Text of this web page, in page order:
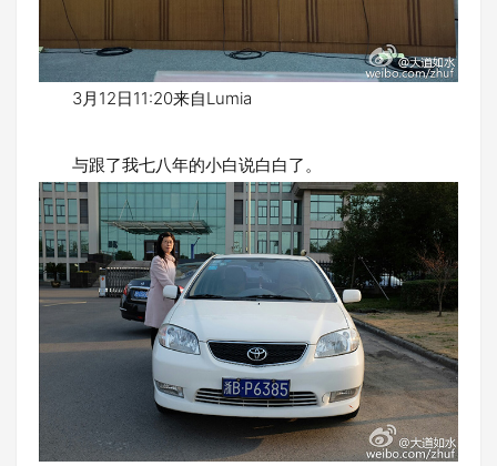
3月12日11:20来自Lumia
与跟了我七八年的小白说白白了。